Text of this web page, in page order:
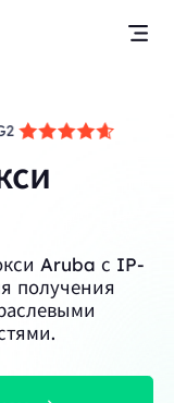
Aruba с IP-
получения